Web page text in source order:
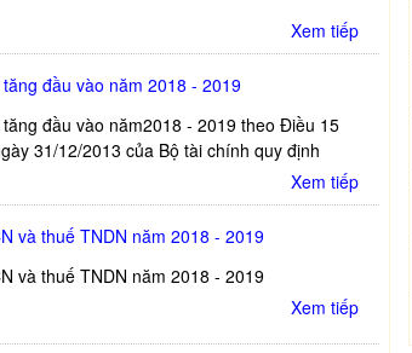
Xem tiếp
đầu vào năm 2018 - 2019
đầu vào năm2018 - 2019 theo Điều 15
31/12/2013 của Bộ tài chính quy định
Xem tiếp
và thuế TNDN năm 2018 - 2019
và thuế TNDN năm 2018 - 2019
Xem tiếp